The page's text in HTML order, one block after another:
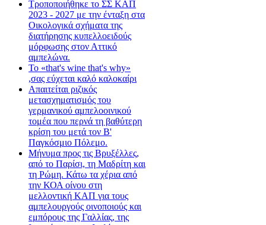
Τροποποιήθηκε το ΣΣ ΚΑΠ
2023 - 2027 με την ένταξη στα
Οικολογικά σχήματα της
διατήρησης κυπελλοειδούς
μόρφωσης στον Αττικό
αμπελώνα.
Το «that's wine that's why»
,σας εύχεται καλό καλοκαίρι
Απαιτείται ριζικός
μετασχηματισμός του
γερμανικού αμπελοοινικού
τομέα που περνά τη βαθύτερη
κρίση του μετά τον Β'
Παγκόσμιο Πόλεμο.
Μήνυμα προς τις Βρυξέλλες,
από το Παρίσι, τη Μαδρίτη και
τη Ρώμη. Κάτω τα χέρια από
την ΚΟΑ οίνου στη
μελλοντική ΚΑΠ για τους
αμπελουργούς οινοποιούς και
εμπόρους της Γαλλίας, της